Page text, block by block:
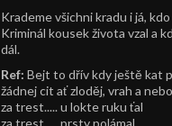
Krademe všichni kradu i já,
Kriminál kousek života vzal a
dál.
Ref: Bejt to dřív kdy ještě kat
žádnej cit ať zloděj, vrah a
za trest..... u lokte ruku ťal
za trest..... prsty polámal